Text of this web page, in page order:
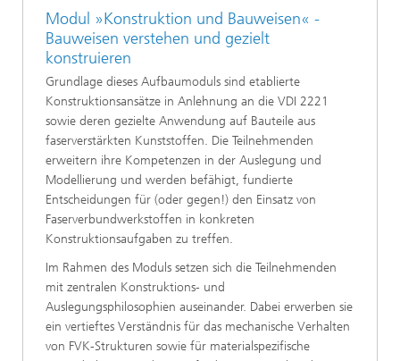
Modul »Konstruktion und Bauweisen« -
Bauweisen verstehen und gezielt
konstruieren
Grundlage dieses Aufbaumoduls sind etablierte
Konstruktionsansätze in Anlehnung an die VDI 2221
sowie deren gezielte Anwendung auf Bauteile aus
faserverstärkten Kunststoffen. Die Teilnehmenden
erweitern ihre Kompetenzen in der Auslegung und
Modellierung und werden befähigt, fundierte
Entscheidungen für (oder gegen!) den Einsatz von
Faserverbundwerkstoffen in konkreten
Konstruktionsaufgaben zu treffen.
Im Rahmen des Moduls setzen sich die Teilnehmenden
mit zentralen Konstruktions- und
Auslegungsphilosophien auseinander. Dabei erwerben sie
ein vertieftes Verständnis für das mechanische Verhalten
von FVK-Strukturen sowie für materialspezifische